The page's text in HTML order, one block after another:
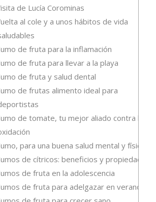
de Lucía Corominas
al cole y a unos hábitos de vida
de fruta para la inflamación
de fruta para llevar a la playa
de fruta y salud dental
de frutas alimento ideal para
de tomate, tu mejor aliado contra la
para una buena salud mental y física
de cítricos: beneficios y propiedades
de fruta en la adolescencia
de fruta para adelgazar en verano